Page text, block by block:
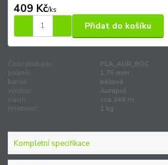
409 Kč/ks
Přidat do košíku
Číslo produktu:
PLA_AUR_BOC
průměr:
1,75 mm
barva:
béžová
výrobce:
Aurapol
návin:
cca 340 m
hmotnost:
1 kg
Kompletní specifikace